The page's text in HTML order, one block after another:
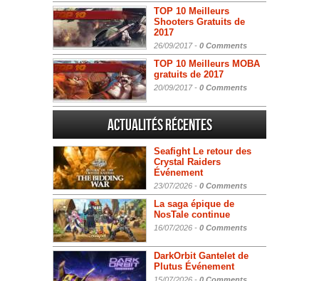
TOP 10 Meilleurs
Shooters Gratuits de
2017
26/09/2017 - 0 Comments
TOP 10 Meilleurs MOBA
gratuits de 2017
20/09/2017 - 0 Comments
Actualités Récentes
Seafight Le retour des
Crystal Raiders
Événement
23/07/2026 - 0 Comments
La saga épique de
NosTale continue
16/07/2026 - 0 Comments
DarkOrbit Gantelet de
Plutus Événement